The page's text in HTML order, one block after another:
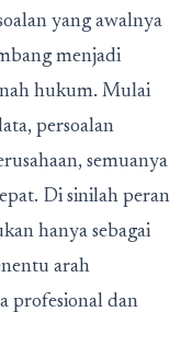
yang awalnya
menjadi
hukum. Mulai
persoalan
semuanya
Di sinilah peran
hanya sebagai
arah
profesional dan